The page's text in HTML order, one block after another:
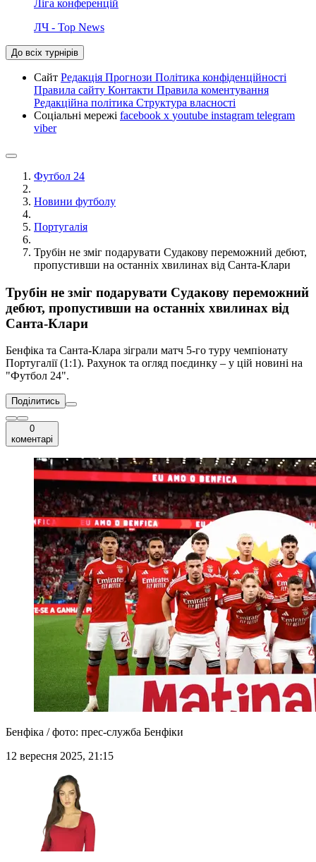
Ліга конференцій
ЛЧ - Top News
До всіх турнірів
Сайт Редакція Прогнози Політика конфіденційності
Правила сайту Контакти Правила коментування
Редакційна політика Структура власності
Соціальні мережі facebook x youtube instagram telegram
viber
Футбол 24
Новини футболу
Португалія
Трубін не зміг подарувати Судакову переможний дебют,
пропустивши на останніх хвилинах від Санта-Клари
Трубін не зміг подарувати Судакову переможний
дебют, пропустивши на останніх хвилинах від
Санта-Клари
Бенфіка та Санта-Клара зіграли матч 5-го туру чемпіонату
Португалії (1:1). Рахунок та огляд поєдинку – у цій новині на
"Футбол 24".
Поділитись
0
коментарі
Бенфіка / фото: прес-служба Бенфіки
12 вересня 2025, 21:15